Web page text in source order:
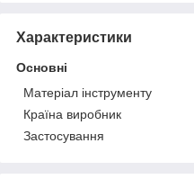
Характеристики
Основні
Матеріал інструменту
Країна виробник
Застосування